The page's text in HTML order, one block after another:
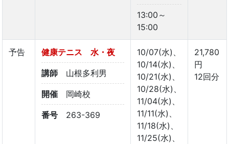
13:00～
15:00
予告 健康テニス 水・夜
講師 山根多利男
開催 岡崎校
番号 263-369
10/07(水)、
10/14(水)、
10/21(水)、
10/28(水)、
11/04(水)、
11/11(水)、
11/18(水)、
11/25(水)、
21,780
円
12回分